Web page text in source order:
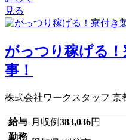
見る
がっつり稼げる
事！
株式会社ワークスタッフ 京
給与 月収例383,036円
勤務